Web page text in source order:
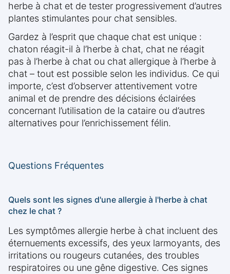
herbe à chat et de tester progressivement d’autres
plantes stimulantes pour chat sensibles.
Gardez à l’esprit que chaque chat est unique :
chaton réagit-il à l’herbe à chat, chat ne réagit
pas à l’herbe à chat ou chat allergique à l’herbe à
chat – tout est possible selon les individus. Ce qui
importe, c’est d’observer attentivement votre
animal et de prendre des décisions éclairées
concernant l’utilisation de la cataire ou d’autres
alternatives pour l’enrichissement félin.
Questions Fréquentes
Quels sont les signes d'une allergie à l'herbe à chat
chez le chat ?
Les symptômes allergie herbe à chat incluent des
éternuements excessifs, des yeux larmoyants, des
irritations ou rougeurs cutanées, des troubles
respiratoires ou une gêne digestive. Ces signes